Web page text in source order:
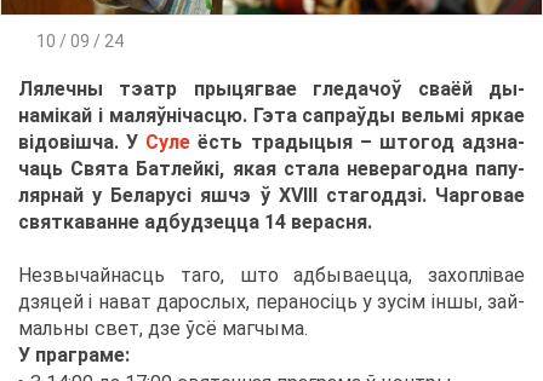
10 / 09 / 24
Ля­леч­ны тэатр пры­ця­г­вае гле­да­чоў сва­ёй ды­
намікай і ма­ляўнічас­цю. Гэта са­праўды вельмі яр­кае
відовішча. У Су­ле ёсть тра­ды­цыя – што­год ад­зна­
ча­ць Свя­та Бат­лейкі, якая ста­ла неве­ра­год­на па­пу­
ляр­най у Бе­ла­русі яш­чэ ў XVIII ста­годдзі. Чар­го­вае
свя­тка­ванне ад­буд­зец­ца 14 ве­рас­ня.
Незвы­чай­на­сць та­го, што ад­бы­ва­ец­ца, за­хоплівае
дзя­цей і на­ват да­ро­с­лых, пе­ра­носіць у зусім іншы, зай­
маль­ны свет, дзе ўсё маг­чы­ма.
У пра­гра­ме: